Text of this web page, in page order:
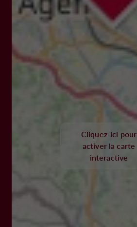
Cliquez-ici pour
activer la carte
interactive